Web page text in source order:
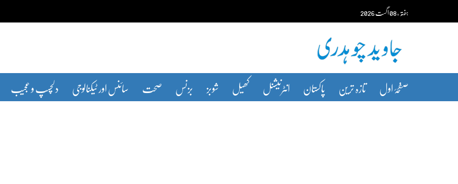
content ہفتہ‬‮،08اگست‬‮2026
صفحۂ اول تازہ ترین پاکستان انٹرنیشنل کھیل شوبز بزنس صحت سائنس اور ٹیکنالوجی دلچسپ و عجیب